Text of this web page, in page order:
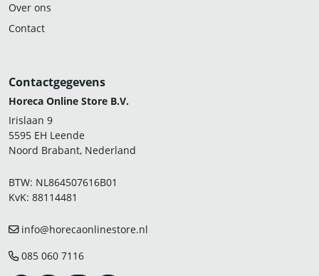
Over ons
Contact
Contactgegevens
Horeca Online Store B.V.
Irislaan 9
5595 EH Leende
Noord Brabant, Nederland
BTW: NL864507616B01
KvK: 88114481
info@horecaonlinestore.nl
085 060 7116